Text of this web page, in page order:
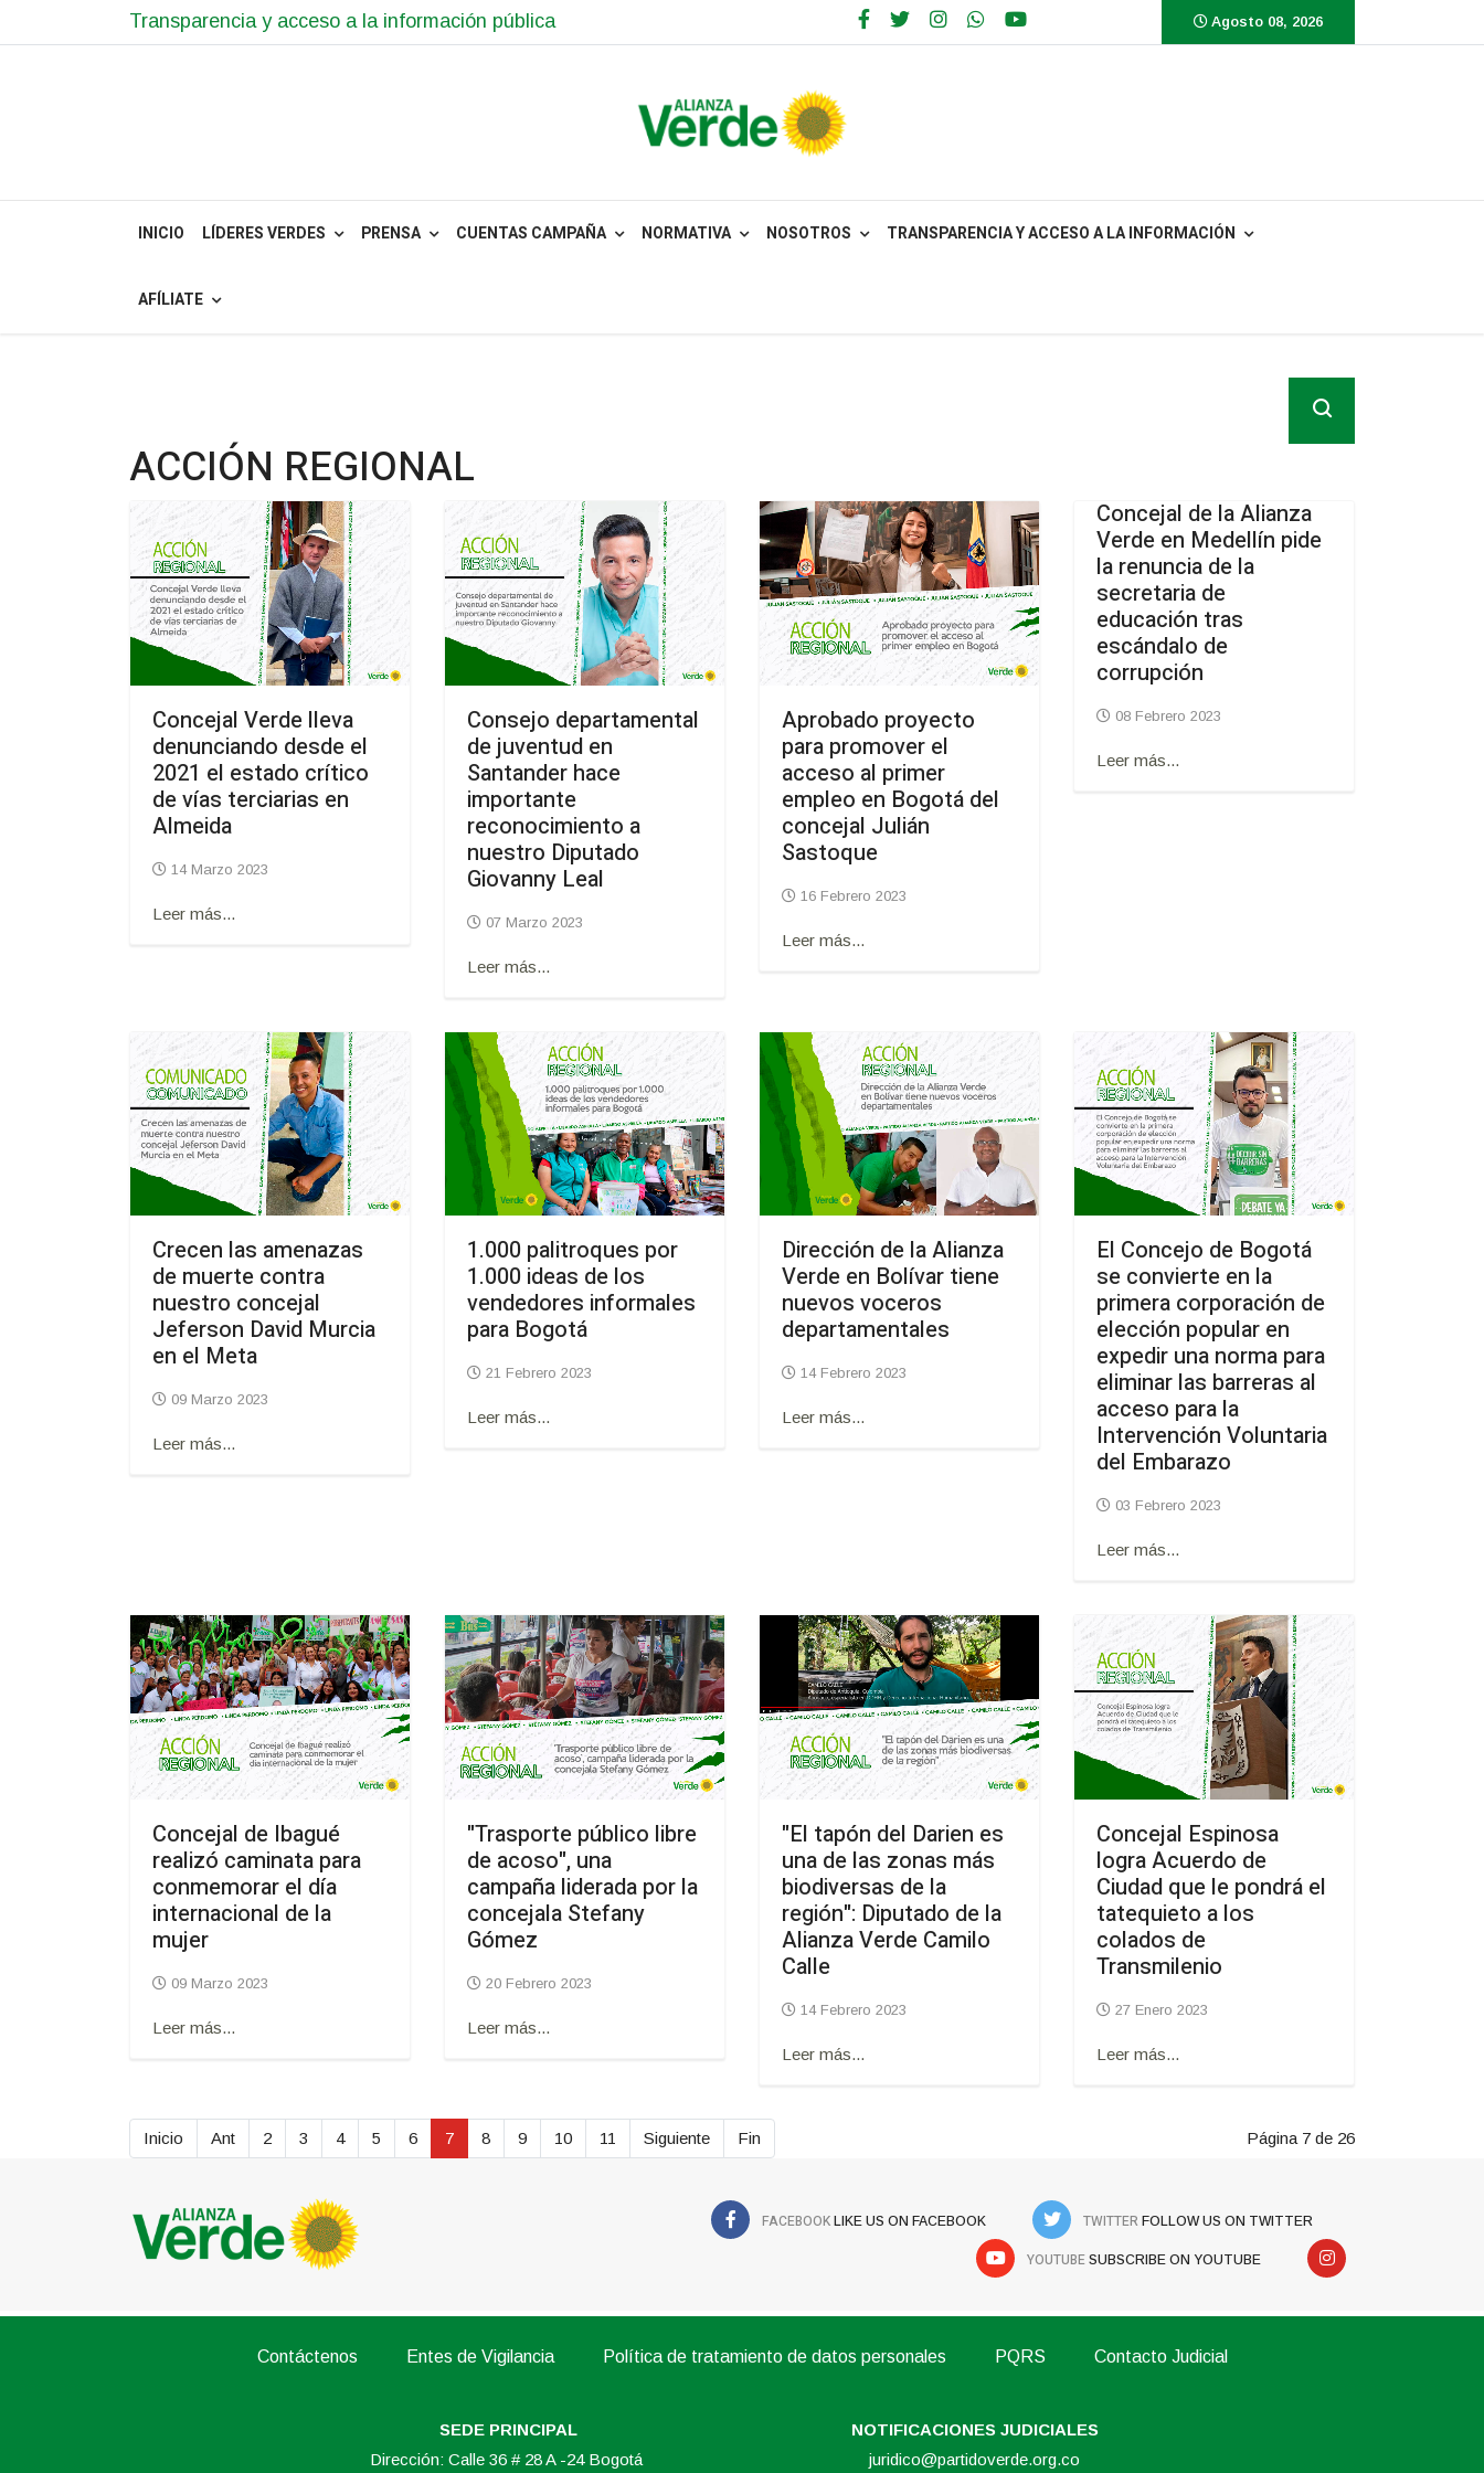
Transparencia y acceso a la información pública Agosto 08, 2026
INICIO LÍDERES VERDES PRENSA CUENTAS CAMPAÑA NORMATIVA NOSOTROS TRANSPARENCIA Y ACCESO A LA INFORMACIÓN
AFÍLIATE
ACCIÓN REGIONAL
Concejal Verde lleva
denunciando desde el
2021 el estado crítico
de vías terciarias en
Almeida
14 Marzo 2023
Leer más...
Consejo departamental
de juventud en
Santander hace
importante
reconocimiento a
nuestro Diputado
Giovanny Leal
07 Marzo 2023
Leer más...
Aprobado proyecto
para promover el
acceso al primer
empleo en Bogotá del
concejal Julián
Sastoque
16 Febrero 2023
Leer más...
Concejal de la Alianza
Verde en Medellín pide
la renuncia de la
secretaria de
educación tras
escándalo de
corrupción
08 Febrero 2023
Leer más...
Crecen las amenazas
de muerte contra
nuestro concejal
Jeferson David Murcia
en el Meta
09 Marzo 2023
Leer más...
1.000 palitroques por
1.000 ideas de los
vendedores informales
para Bogotá
21 Febrero 2023
Leer más...
Dirección de la Alianza
Verde en Bolívar tiene
nuevos voceros
departamentales
14 Febrero 2023
Leer más...
El Concejo de Bogotá
se convierte en la
primera corporación de
elección popular en
expedir una norma para
eliminar las barreras al
acceso para la
Intervención Voluntaria
del Embarazo
03 Febrero 2023
Leer más...
Concejal de Ibagué
realizó caminata para
conmemorar el día
internacional de la
mujer
09 Marzo 2023
Leer más...
"Trasporte público libre
de acoso", una
campaña liderada por la
concejala Stefany
Gómez
20 Febrero 2023
Leer más...
"El tapón del Darien es
una de las zonas más
biodiversas de la
región": Diputado de la
Alianza Verde Camilo
Calle
14 Febrero 2023
Leer más...
Concejal Espinosa
logra Acuerdo de
Ciudad que le pondrá el
tatequieto a los
colados de
Transmilenio
27 Enero 2023
Leer más...
Inicio Ant 2 3 4 5 6 7 8 9 10 11 Siguiente Fin Página 7 de 26
FACEBOOK LIKE US ON FACEBOOK TWITTER FOLLOW US ON TWITTER
YOUTUBE SUBSCRIBE ON YOUTUBE
Contáctenos Entes de Vigilancia Política de tratamiento de datos personales PQRS Contacto Judicial
SEDE PRINCIPAL
NOTIFICACIONES JUDICIALES
Dirección: Calle 36 # 28 A -24 Bogotá
juridico@partidoverde.org.co